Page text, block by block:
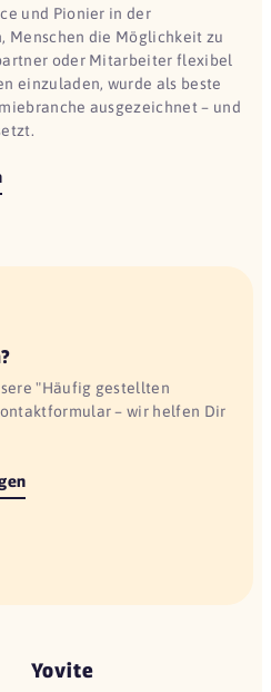
und Pionier in der
Menschen die Möglichkeit zu
oder Mitarbeiter flexibel
einzuladen, wurde als beste
ausgezeichnet – und
"Häufig gestellten
– wir helfen Dir
Yovite